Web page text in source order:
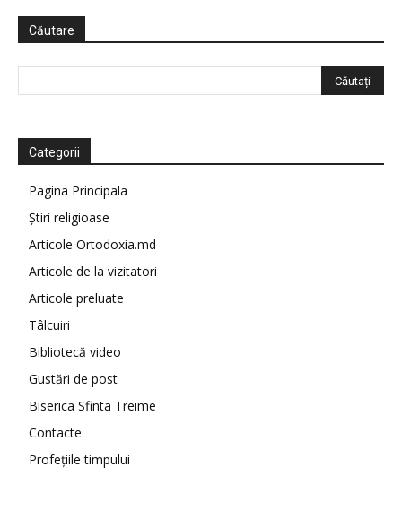
Căutare
Categorii
Pagina Principala
Știri religioase
Articole Ortodoxia.md
Articole de la vizitatori
Articole preluate
Tâlcuiri
Bibliotecă video
Gustări de post
Biserica Sfinta Treime
Contacte
Profețiile timpului